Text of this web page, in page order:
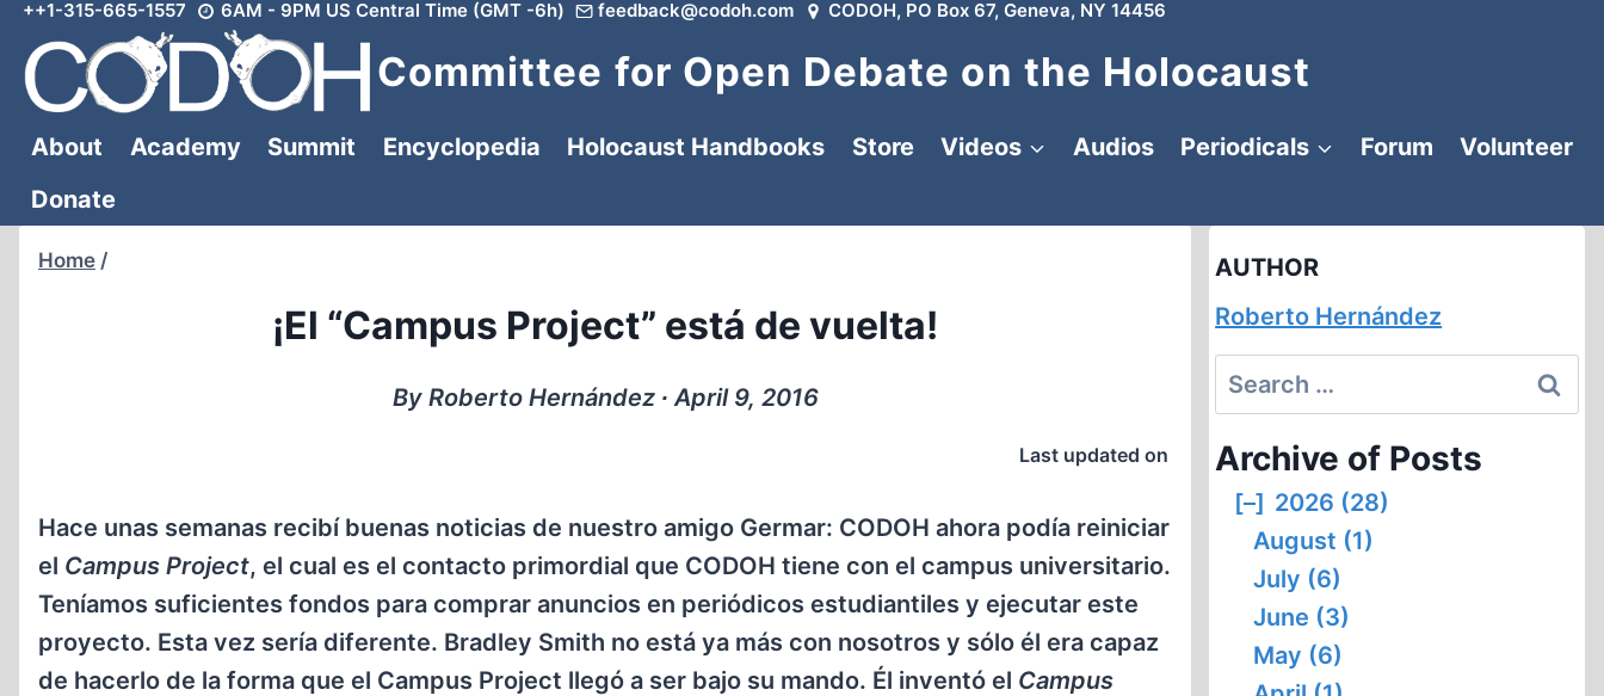
Skip
content
++1-315-665-1557 6AM - 9PM US Central Time (GMT -6h) feedback@codoh.com CODOH, PO Box 67, Geneva, NY 14456
Committee for Open Debate on the Holocaust
About Academy Summit Encyclopedia Holocaust Handbooks Store Videos Audios Periodicals Forum
Volunteer
Donate
Home /
¡El “Campus Project” está de vuelta!
By Roberto Hernández ∙ April 9, 2016
Last updated on
Hace unas semanas recibí buenas noticias de nuestro amigo Germar: CODOH ahora podía reiniciar
el Campus Project, el cual es el contacto primordial que CODOH tiene con el campus universitario.
Teníamos suficientes fondos para comprar anuncios en periódicos estudiantiles y ejecutar este
proyecto. Esta vez sería diferente. Bradley Smith no está ya más con nosotros y sólo él era capaz
de hacerlo de la forma que el Campus Project llegó a ser bajo su mando. Él inventó el Campus
AUTHOR
Roberto Hernández
Search
for:
Archive of Posts
[–] 2026 (28)
August (1)
July (6)
June (3)
May (6)